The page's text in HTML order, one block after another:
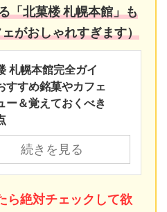
「北菓楼 札幌本館」も
がおしゃれすぎます）
札幌本館完全ガイ
すすめ銘菓やカフェ
ー＆覚えておくべき
続きを見る
絶対チェックして欲